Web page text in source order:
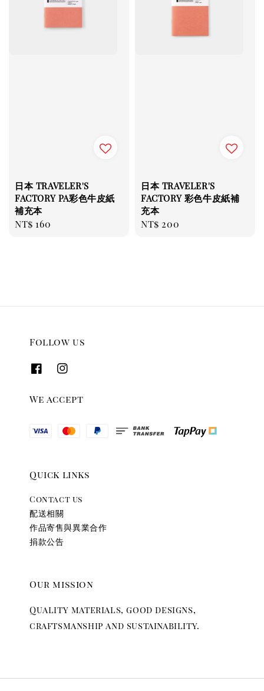
日本 TRAVELER'S
FACTORY PA彩色牛皮紙
補充本
Regular
NT$ 160
日本 TRAVELER'S
FACTORY 彩色牛皮紙補
充本
Regular
NT$ 200
Follow us
We accept
Quick links
Contact us
配送相關
作品寄售與異業合作
捐款公告
Our mission
Quality materials, good designs,
craftsmanship and sustainability.